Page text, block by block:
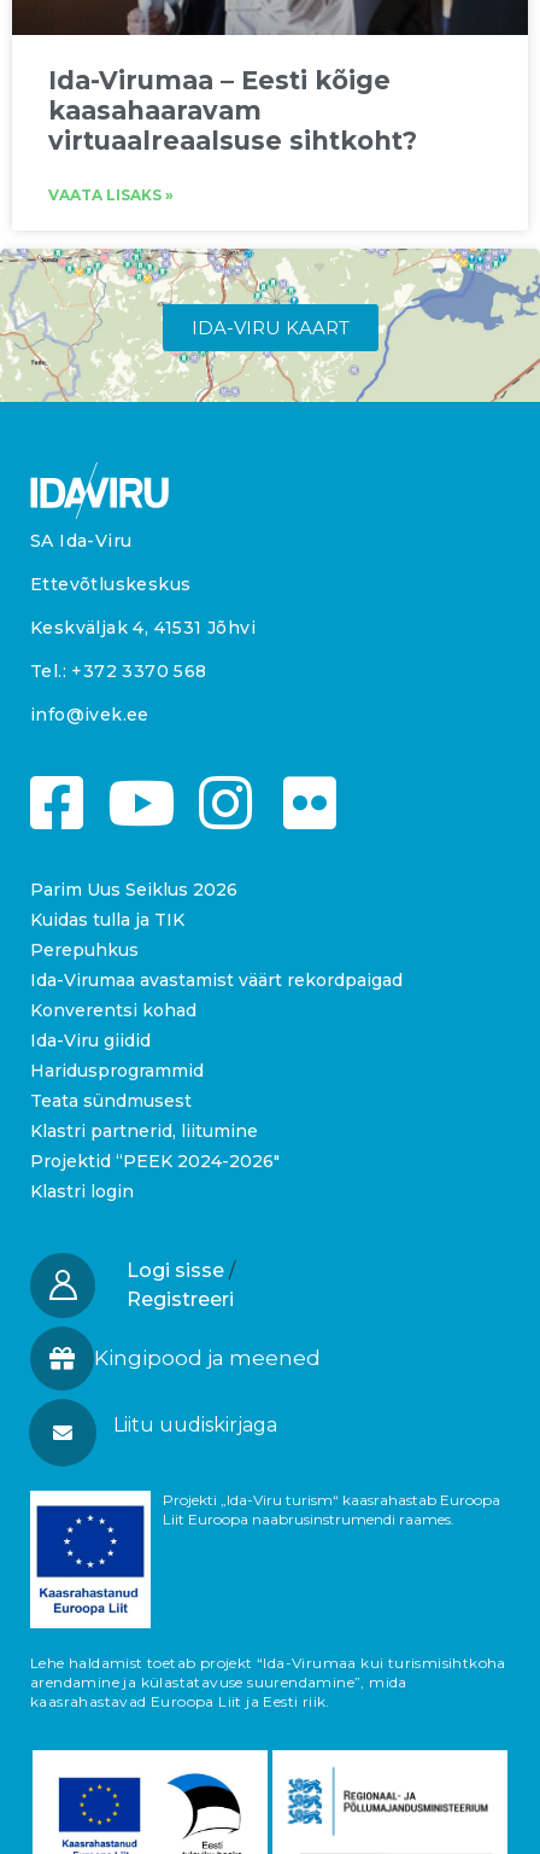
Ida-Virumaa – Eesti kõige
kaasahaaravam
virtuaalreaalsuse sihtkoht?
VAATA LISAKS »
IDA-VIRU KAART
SA Ida-Viru
Ettevõtluskeskus
Keskväljak 4, 41531 Jõhvi
Tel.: +372 3370 568
info@ivek.ee
Parim Uus Seiklus 2026
Kuidas tulla ja TIK
Perepuhkus
Ida-Virumaa avastamist väärt rekordpaigad
Konverentsi kohad
Ida-Viru giidid
Haridusprogrammid
Teata sündmusest
Klastri partnerid, liitumine
Projektid “PEEK 2024-2026″
Klastri login
Logi sisse /
Registreeri
Kingipood ja meened
Liitu uudiskirjaga
Projekti „Ida-Viru turism“ kaasrahastab Euroopa
Liit Euroopa naabrusinstrumendi raames.
Lehe haldamist toetab projekt “Ida-Virumaa kui turismisihtkoha
arendamine ja külastatavuse suurendamine”, mida
kaasrahastavad Euroopa Liit ja Eesti riik.